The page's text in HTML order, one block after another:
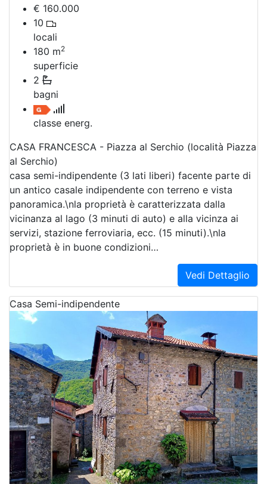
€ 160.000
10
locali
180 m2
superficie
2
bagni
classe energ.
CASA FRANCESCA - Piazza al Serchio (località Piazza
al Serchio)
casa semi-indipendente (3 lati liberi) facente parte di
un antico casale indipendente con terreno e vista
panoramica.\nla proprietà è caratterizzata dalla
vicinanza al lago (3 minuti di auto) e alla vicinza ai
servizi, stazione ferroviaria, ecc. (15 minuti).\nla
proprietà è in buone condizioni…
Vedi Dettaglio
Casa Semi-indipendente